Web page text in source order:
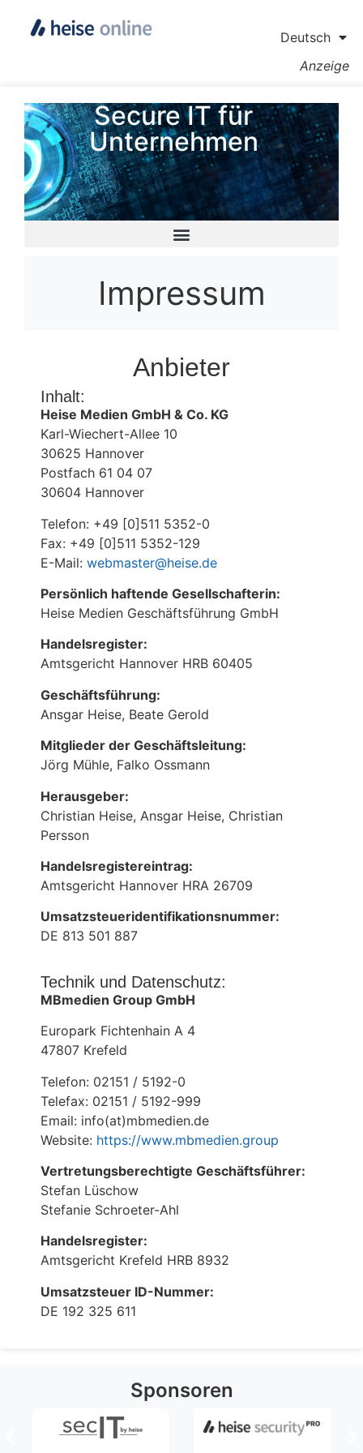
Deutsch
Anzeige
Secure IT für
Unternehmen
Impressum
Anbieter
Inhalt:
Heise Medien GmbH & Co. KG
Karl-Wiechert-Allee 10
30625 Hannover
Postfach 61 04 07
30604 Hannover
Telefon: +49 [0]511 5352-0
Fax: +49 [0]511 5352-129
E-Mail: webmaster@heise.de
Persönlich haftende Gesellschafterin:
Heise Medien Geschäftsführung GmbH
Handelsregister:
Amtsgericht Hannover HRB 60405
Geschäftsführung:
Ansgar Heise, Beate Gerold
Mitglieder der Geschäftsleitung:
Jörg Mühle, Falko Ossmann
Herausgeber:
Christian Heise, Ansgar Heise, Christian
Persson
Handelsregistereintrag:
Amtsgericht Hannover HRA 26709
Umsatzsteueridentifikationsnummer:
DE 813 501 887
Technik und Datenschutz:
MBmedien Group GmbH
Europark Fichtenhain A 4
47807 Krefeld
Telefon: 02151 / 5192-0
Telefax: 02151 / 5192-999
Email: info(at)mbmedien.de
Website: https://www.mbmedien.group
Vertretungsberechtigte Geschäftsführer:
Stefan Lüschow
Stefanie Schroeter-Ahl
Handelsregister:
Amtsgericht Krefeld HRB 8932
Umsatzsteuer ID-Nummer:
DE 192 325 611
Sponsoren